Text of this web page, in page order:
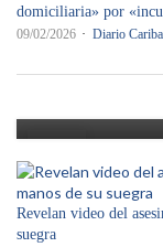
domiciliaria» por
09/02/2026 Diario
01
JUN
Brutal
Revelan video del
suegra